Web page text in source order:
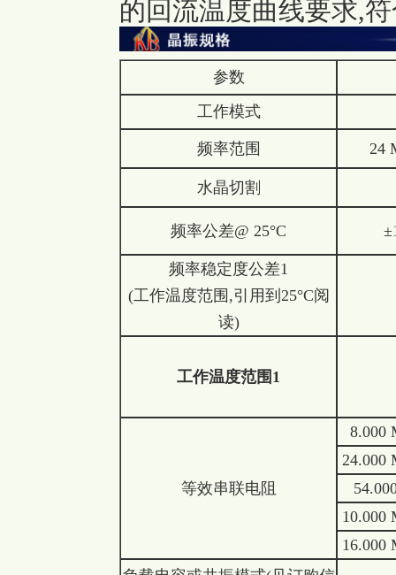
的回流温度曲线要求,
参数
工作模式
频率范围 24
水晶切割
频率公差@ 25°C
频率稳定度公差1
(工作温度范围,引用到25°C阅
读)
工作温度范围 1
等效串联电阻
8.000
24.000
10.000
16.000